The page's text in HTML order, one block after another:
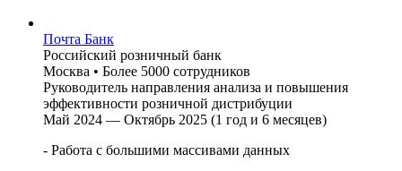
Почта Банк
Российский розничный банк
Москва • Более 5000 сотрудников
Руководитель направления анализа и повышения
эффективности розничной дистрибуции
Май 2024 — Октябрь 2025 (1 год и 6 месяцев)
- Работа с большими массивами данных